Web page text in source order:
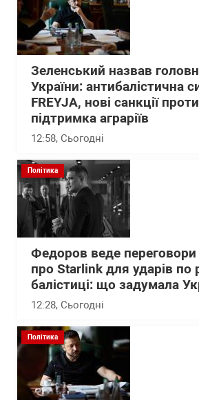
Зеленський назвав
України: антибалістична
FREYJA, нові санкції
підтримка аграріїв
12:58, Сьогодні
Політика
Федоров веде
про Starlink для ударів по
балістиці: що задумала
12:28, Сьогодні
Політика